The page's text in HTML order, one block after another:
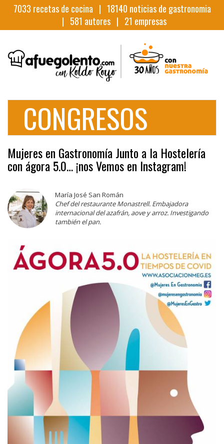
7033 recetas de cocina | 18140 noticias de gastronomia
| 581 autores | 21 empresas
CONGRESOS
Mujeres en Gastronomía Junto a la Hostelería
con ágora 5.0… ¡nos Vemos en Instagram!
María José San Román
Chef del restaurante Monastrell. Embajadora
internacional del azafrán, aove y arroz. Investigando
también el pan.